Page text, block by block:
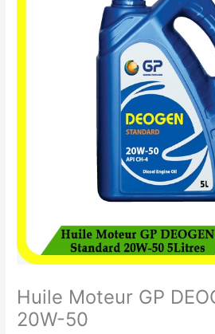
Huile Moteur GP
20W-50